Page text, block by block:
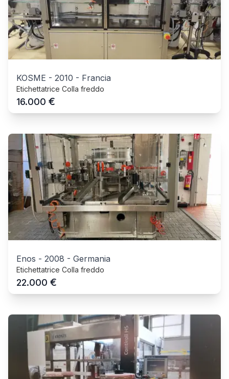
KOSME - 2010 - Francia
Etichettatrice Colla freddo
16.000 €
Enos - 2008 - Germania
Etichettatrice Colla freddo
22.000 €